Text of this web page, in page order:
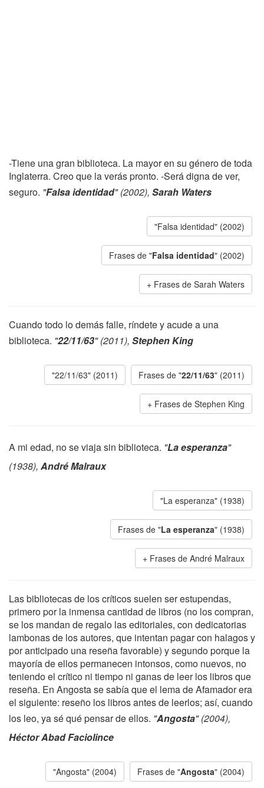
-Tiene una gran biblioteca. La mayor en su género de toda
Inglaterra. Creo que la verás pronto. -Será digna de ver,
seguro. "Falsa identidad" (2002), Sarah Waters
"Falsa identidad" (2002)
Frases de "Falsa identidad" (2002)
Frases de Sarah Waters
Cuando todo lo demás falle, ríndete y acude a una
biblioteca. "22/11/63" (2011), Stephen King
"22/11/63" (2011) Frases de "22/11/63" (2011)
Frases de Stephen King
A mi edad, no se viaja sin biblioteca. "La esperanza"
(1938), André Malraux
"La esperanza" (1938)
Frases de "La esperanza" (1938)
Frases de André Malraux
Las bibliotecas de los críticos suelen ser estupendas,
primero por la inmensa cantidad de libros (no los compran,
se los mandan de regalo las editoriales, con dedicatorias
lambonas de los autores, que intentan pagar con halagos y
por anticipado una reseña favorable) y segundo porque la
mayoría de ellos permanecen intonsos, como nuevos, no
teniendo el crítico ni tiempo ni ganas de leer los libros que
reseña. En Angosta se sabía que el lema de Afamador era
el siguiente: reseño los libros antes de leerlos; así, cuando
los leo, ya sé qué pensar de ellos. "Angosta" (2004),
Héctor Abad Faciolince
"Angosta" (2004) Frases de "Angosta" (2004)